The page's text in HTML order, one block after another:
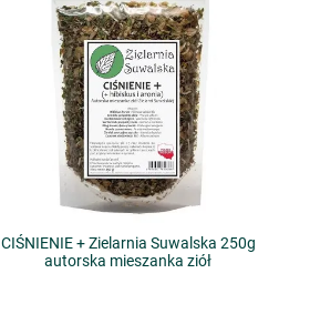
CIŚNIENIE + Zielarnia Suwalska 250g
autorska mieszanka ziół